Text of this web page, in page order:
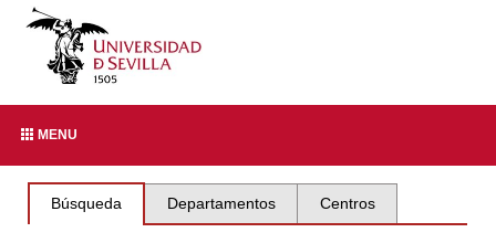
MENU
Búsqueda Departamentos Centros